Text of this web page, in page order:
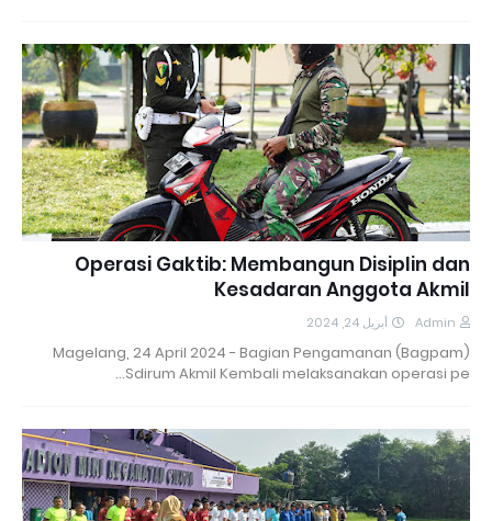
Operasi Gaktib: Membangun Disiplin dan
Kesadaran Anggota Akmil
Admin أبريل 24, 2024
Magelang, 24 April 2024 - Bagian Pengamanan (Bagpam)
Sdirum Akmil Kembali melaksanakan operasi pe…